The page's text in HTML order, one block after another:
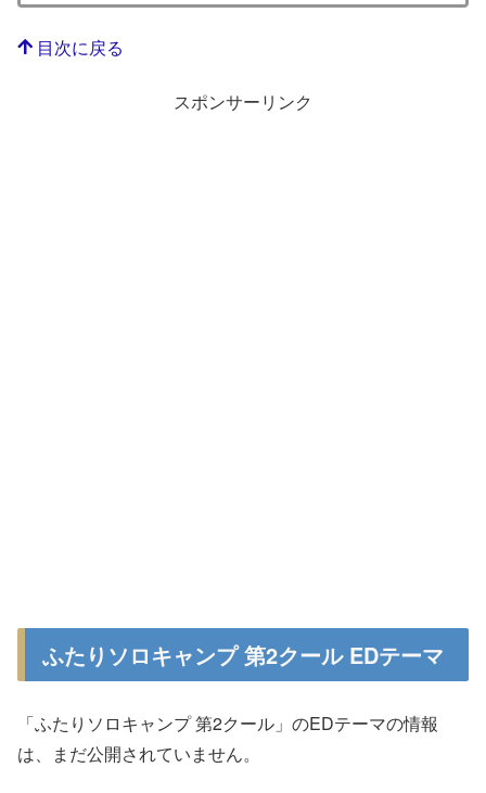
目次に戻る
スポンサーリンク
ふたりソロキャンプ 第2クール EDテーマ
「ふたりソロキャンプ 第2クール」のEDテーマの情報
は、まだ公開されていません。